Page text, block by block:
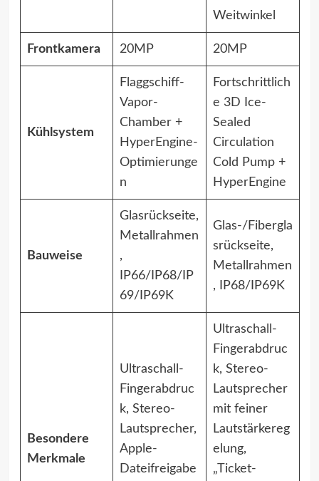
Weitwinkel
Frontkamera 20MP 20MP
Kühlsystem
Flaggschiff-
Vapor-
Chamber +
HyperEngine-
Optimierunge
n
Fortschrittlich
e 3D Ice-
Sealed
Circulation
Cold Pump +
HyperEngine
Bauweise
Glasrückseite,
Metallrahmen
,
IP66/IP68/IP
69/IP69K
Glas-/Fibergla
srückseite,
Metallrahmen
, IP68/IP69K
Besondere
Merkmale
Ultraschall-
Fingerabdruc
k, Stereo-
Lautsprecher,
Apple-
Dateifreigabe
Ultraschall-
Fingerabdruc
k, Stereo-
Lautsprecher
mit feiner
Lautstärkereg
elung,
„Ticket-